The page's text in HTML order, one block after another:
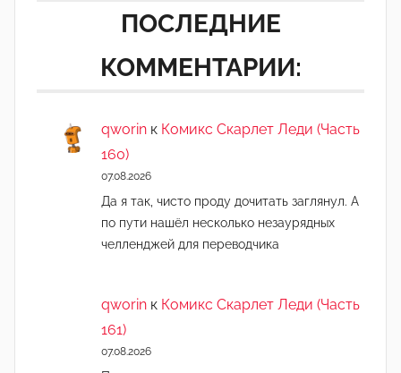
ПОСЛЕДНИЕ
КОММЕНТАРИИ:
qworin к Комикс Скарлет Леди (Часть
160)
07.08.2026
Да я так, чисто проду дочитать заглянул. А
по пути нашёл несколько незаурядных
челленджей для переводчика
qworin к Комикс Скарлет Леди (Часть
161)
07.08.2026